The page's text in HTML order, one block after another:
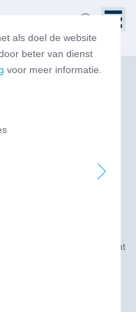
als doel de website
beter van dienst
voor meer informatie.
impact
gestart
Panteia, in opdracht
gegeven om goede